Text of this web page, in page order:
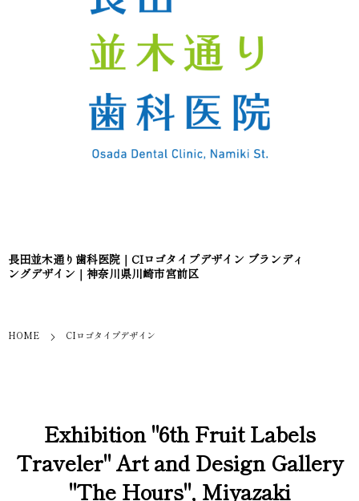
長田並木通り歯科医院｜CIロゴタイプデザイン ブランディ
ングデザイン｜神奈川県川崎市宮前区
HOME CIロゴタイプデザイン
Exhibition "6th Fruit Labels
Traveler" Art and Design Gallery
"The Hours", Miyazaki